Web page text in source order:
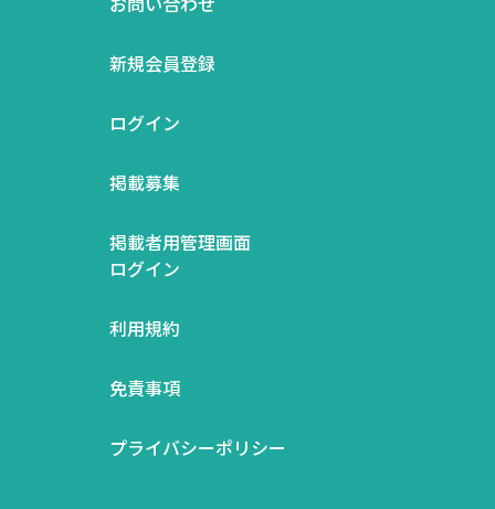
新規会員登録
ログイン
掲載募集
掲載者用管理画面
ログイン
利用規約
免責事項
プライバシーポリシー